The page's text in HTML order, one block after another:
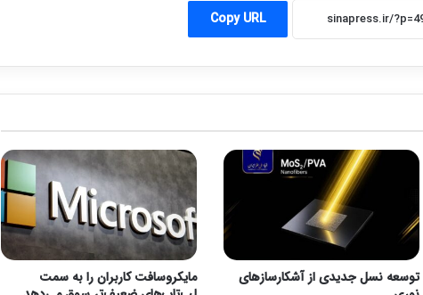
Copy URL
توسعه نسل جدیدی از آشکارسازهای
مایکروسافت کاربران را به سمت